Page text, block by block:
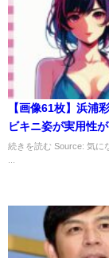
【画像61枚】浜浦
ビキニ姿が実用性
話題にｗｗｗｗｗ
ｗｗｗｗｗｗｗｗｗ
続きを読む Source: 気に